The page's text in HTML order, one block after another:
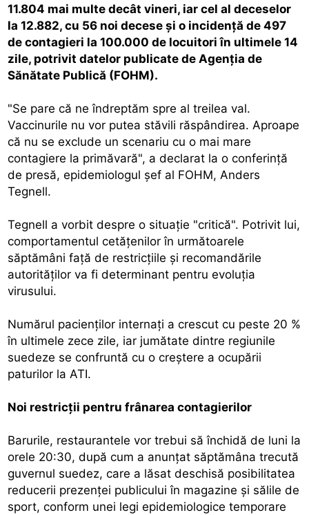
11.804 mai multe decât vineri, iar cel al deceselor
la 12.882, cu 56 noi decese şi o incidenţă de 497
de contagieri la 100.000 de locuitori în ultimele 14
zile, potrivit datelor publicate de Agenţia de
Sănătate Publică (FOHM).
"Se pare că ne îndreptăm spre al treilea val.
Vaccinurile nu vor putea stăvili răspândirea. Aproape
că nu se exclude un scenariu cu o mai mare
contagiere la primăvară", a declarat la o conferinţă
de presă, epidemiologul şef al FOHM, Anders
Tegnell.
Tegnell a vorbit despre o situaţie "critică". Potrivit lui,
comportamentul cetăţenilor în următoarele
săptămâni faţă de restricţiile şi recomandările
autorităţilor va fi determinant pentru evoluţia
virusului.
Numărul pacienţilor internaţi a crescut cu peste 20 %
în ultimele zece zile, iar jumătate dintre regiunile
suedeze se confruntă cu o creştere a ocupării
paturilor la ATI.
Noi restricţii pentru frânarea contagierilor
Barurile, restaurantele vor trebui să închidă de luni la
orele 20:30, după cum a anunţat săptămâna trecută
guvernul suedez, care a lăsat deschisă posibilitatea
reducerii prezenţei publicului în magazine şi sălile de
sport, conform unei legi epidemiologice temporare